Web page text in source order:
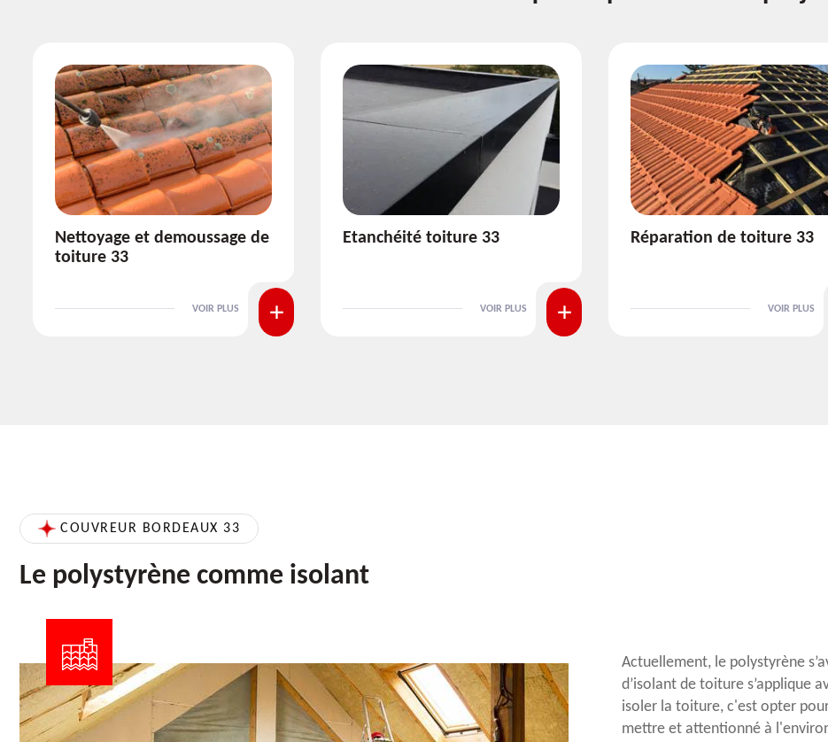
Etanchéité toiture 33
VOIR PLUS
Réparation de toiture 33
VOIR PLUS
Isolation de toiture 33
VOIR PLUS
COUVREUR BORDEAUX 33
Le polystyrène comme isolant
Actuellement, le polystyrène
d’isolant de toiture s’applique
isoler la toiture, c'est opter
mettre et attentionné à